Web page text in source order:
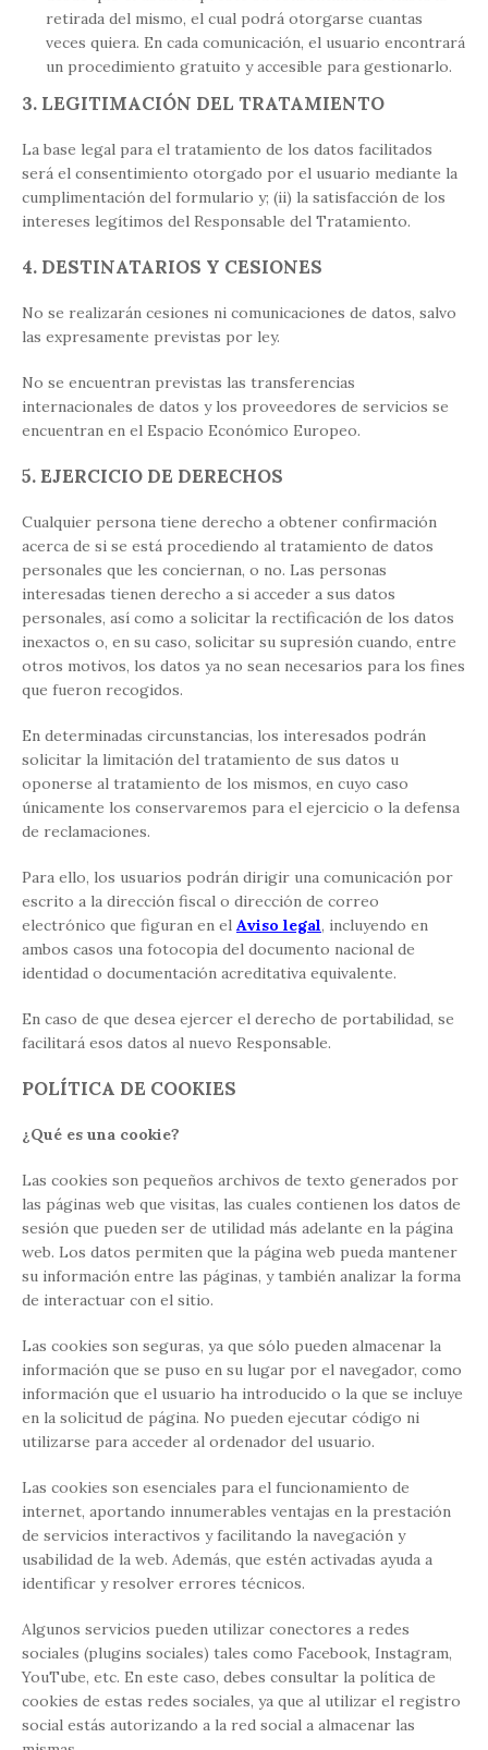
retirada del mismo, el cual podrá otorgarse cuantas
veces quiera. En cada comunicación, el usuario encontrará
un procedimiento gratuito y accesible para gestionarlo.
3. LEGITIMACIÓN DEL TRATAMIENTO
La base legal para el tratamiento de los datos facilitados
será el consentimiento otorgado por el usuario mediante la
cumplimentación del formulario y; (ii) la satisfacción de los
intereses legítimos del Responsable del Tratamiento.
4. DESTINATARIOS Y CESIONES
No se realizarán cesiones ni comunicaciones de datos, salvo
las expresamente previstas por ley.
No se encuentran previstas las transferencias
internacionales de datos y los proveedores de servicios se
encuentran en el Espacio Económico Europeo.
5. EJERCICIO DE DERECHOS
Cualquier persona tiene derecho a obtener confirmación
acerca de si se está procediendo al tratamiento de datos
personales que les conciernan, o no. Las personas
interesadas tienen derecho a si acceder a sus datos
personales, así como a solicitar la rectificación de los datos
inexactos o, en su caso, solicitar su supresión cuando, entre
otros motivos, los datos ya no sean necesarios para los fines
que fueron recogidos.
En determinadas circunstancias, los interesados podrán
solicitar la limitación del tratamiento de sus datos u
oponerse al tratamiento de los mismos, en cuyo caso
únicamente los conservaremos para el ejercicio o la defensa
de reclamaciones.
Para ello, los usuarios podrán dirigir una comunicación por
escrito a la dirección fiscal o dirección de correo
electrónico que figuran en el Aviso legal, incluyendo en
ambos casos una fotocopia del documento nacional de
identidad o documentación acreditativa equivalente.
En caso de que desea ejercer el derecho de portabilidad, se
facilitará esos datos al nuevo Responsable.
POLÍTICA DE COOKIES
¿Qué es una cookie?
Las cookies son pequeños archivos de texto generados por
las páginas web que visitas, las cuales contienen los datos de
sesión que pueden ser de utilidad más adelante en la página
web. Los datos permiten que la página web pueda mantener
su información entre las páginas, y también analizar la forma
de interactuar con el sitio.
Las cookies son seguras, ya que sólo pueden almacenar la
información que se puso en su lugar por el navegador, como
información que el usuario ha introducido o la que se incluye
en la solicitud de página. No pueden ejecutar código ni
utilizarse para acceder al ordenador del usuario.
Las cookies son esenciales para el funcionamiento de
internet, aportando innumerables ventajas en la prestación
de servicios interactivos y facilitando la navegación y
usabilidad de la web. Además, que estén activadas ayuda a
identificar y resolver errores técnicos.
Algunos servicios pueden utilizar conectores a redes
sociales (plugins sociales) tales como Facebook, Instagram,
YouTube, etc. En este caso, debes consultar la política de
cookies de estas redes sociales, ya que al utilizar el registro
social estás autorizando a la red social a almacenar las